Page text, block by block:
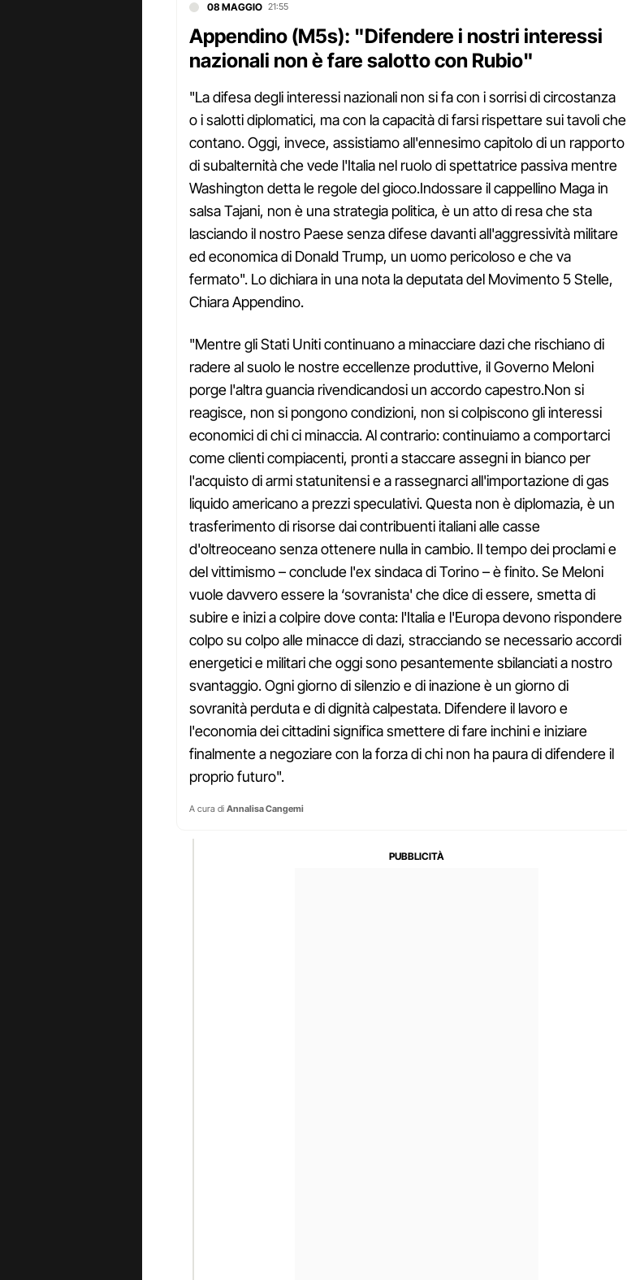
08 MAGGIO 21:55
Appendino (M5s): "Difendere i nostri interessi
nazionali non è fare salotto con Rubio"
"La difesa degli interessi nazionali non si fa con i sorrisi di circostanza
o i salotti diplomatici, ma con la capacità di farsi rispettare sui tavoli che
contano. Oggi, invece, assistiamo all'ennesimo capitolo di un rapporto
di subalternità che vede l'Italia nel ruolo di spettatrice passiva mentre
Washington detta le regole del gioco.Indossare il cappellino Maga in
salsa Tajani, non è una strategia politica, è un atto di resa che sta
lasciando il nostro Paese senza difese davanti all'aggressività militare
ed economica di Donald Trump, un uomo pericoloso e che va
fermato". Lo dichiara in una nota la deputata del Movimento 5 Stelle,
Chiara Appendino.
"Mentre gli Stati Uniti continuano a minacciare dazi che rischiano di
radere al suolo le nostre eccellenze produttive, il Governo Meloni
porge l'altra guancia rivendicandosi un accordo capestro.Non si
reagisce, non si pongono condizioni, non si colpiscono gli interessi
economici di chi ci minaccia. Al contrario: continuiamo a comportarci
come clienti compiacenti, pronti a staccare assegni in bianco per
l'acquisto di armi statunitensi e a rassegnarci all'importazione di gas
liquido americano a prezzi speculativi. Questa non è diplomazia, è un
trasferimento di risorse dai contribuenti italiani alle casse
d'oltreoceano senza ottenere nulla in cambio. Il tempo dei proclami e
del vittimismo – conclude l'ex sindaca di Torino – è finito. Se Meloni
vuole davvero essere la ‘sovranista' che dice di essere, smetta di
subire e inizi a colpire dove conta: l'Italia e l'Europa devono rispondere
colpo su colpo alle minacce di dazi, stracciando se necessario accordi
energetici e militari che oggi sono pesantemente sbilanciati a nostro
svantaggio. Ogni giorno di silenzio e di inazione è un giorno di
sovranità perduta e di dignità calpestata. Difendere il lavoro e
l'economia dei cittadini significa smettere di fare inchini e iniziare
finalmente a negoziare con la forza di chi non ha paura di difendere il
proprio futuro".
A cura di Annalisa Cangemi